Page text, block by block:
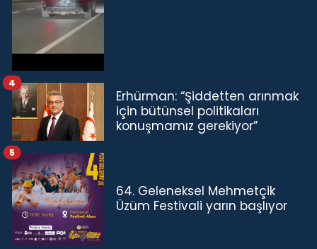
Erhürman: “Şiddetten arınmak
için bütünsel politikaları
konuşmamız gerekiyor”
4
64. Geleneksel Mehmetçik
Üzüm Festivali yarın başlıyor
5